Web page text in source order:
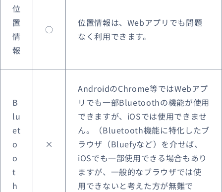
位
置
情
報
○
位置情報は、Webアプリでも問題
なく利用できます。
B
lu
et
o
o
t
h
×
AndroidのChrome等ではWebアプ
リでも一部Bluetoothの機能が使用
できますが、iOSでは使用できませ
ん。
（Bluetooth機能に特化したブ
ラウザ（Bluefyなど）を介せば、
iOSでも一部使用できる場合もあり
ますが、一般的なブラウザでは使
用できないと考えた方が無難で